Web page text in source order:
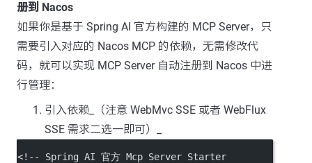
册到 Nacos
如果你是基于 Spring AI 官方构建的 MCP Server，只
需要引入对应的 Nacos MCP 的依赖，无需修改代
码，就可以实现 MCP Server 自动注册到 Nacos 中进
行管理：
引入依赖_（注意 WebMvc SSE 或者 WebFlux
SSE 需求二选一即可）_
<!-- Spring AI 官方 Mcp Server Starter